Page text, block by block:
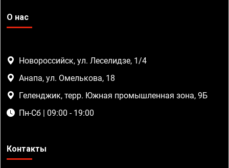
О нас
Новороссийск, ул. Леселидзе, 1/4
Анапа, ул. Омелькова, 18
Геленджик, терр. Южная промышленная зона, 9Б
Пн-Сб | 09:00 - 19:00
Контакты